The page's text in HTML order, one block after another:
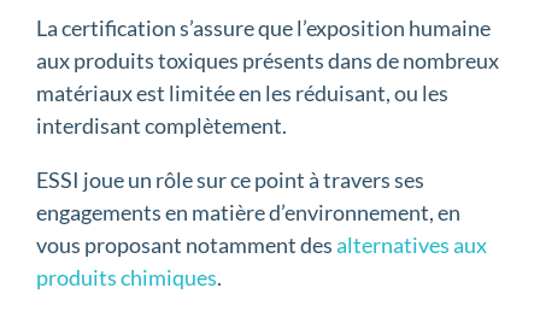
La certification s’assure que l’exposition humaine
aux produits toxiques présents dans de nombreux
matériaux est limitée en les réduisant, ou les
interdisant complètement.
ESSI joue un rôle sur ce point à travers ses
engagements en matière d’environnement, en
vous proposant notamment desalternatives aux
produits chimiques.